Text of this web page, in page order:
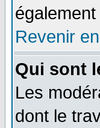
Revenir
Qui sont
Les
dont le